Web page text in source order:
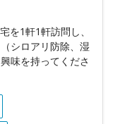
を1軒1軒訪問し、
シロアリ防除、湿
味を持ってくださ